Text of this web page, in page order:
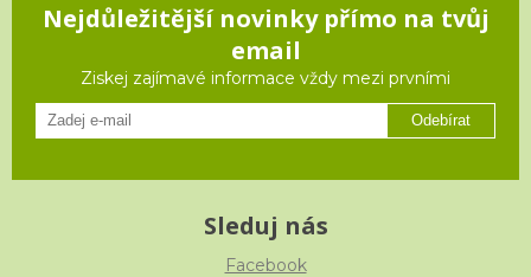
Nejdůležitější novinky přímo na tvůj
email
Ziskej zajímavé informace vždy mezi prvními
Odebírat
Sleduj nás
Facebook